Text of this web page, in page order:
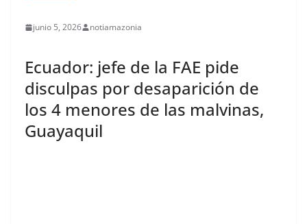
junio 5, 2026 notiamazonia
Ecuador: jefe de la FAE pide
disculpas por desaparición de
los 4 menores de las malvinas,
Guayaquil